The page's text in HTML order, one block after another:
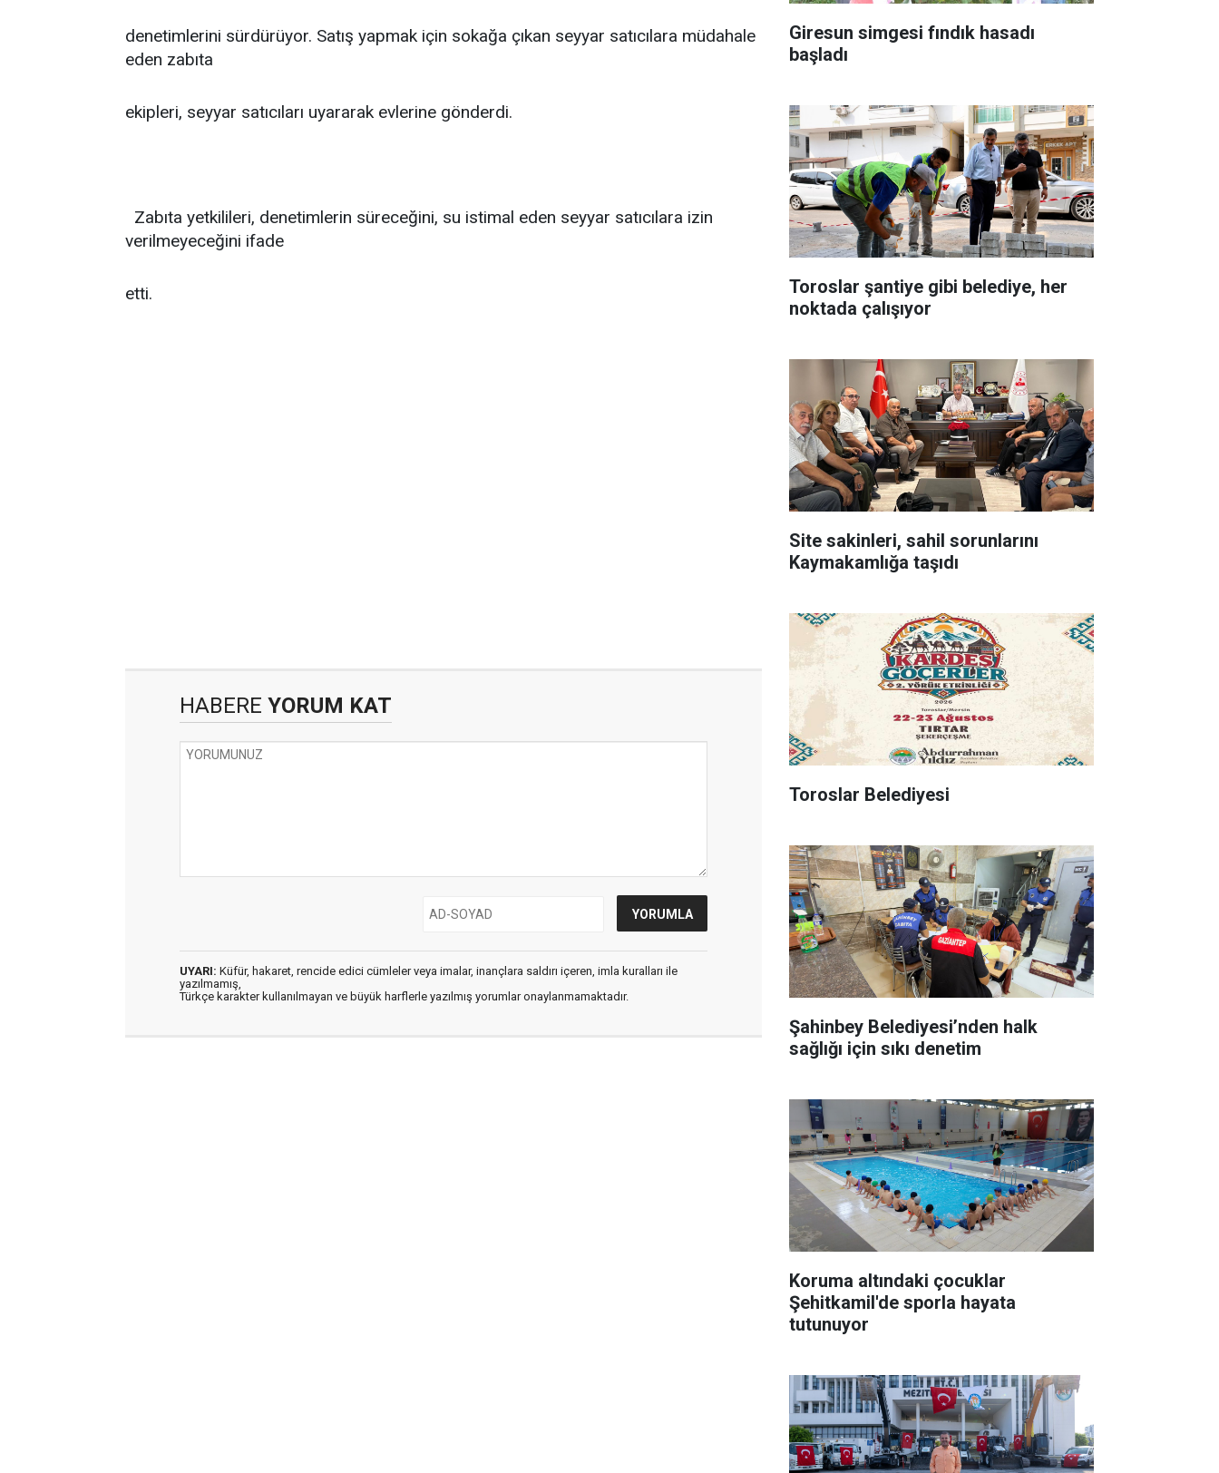
denetimlerini sürdürüyor. Satış yapmak için sokağa çıkan seyyar satıcılara müdahale
eden zabıta
ekipleri, seyyar satıcıları uyararak evlerine gönderdi.
Zabıta yetkilileri, denetimlerin süreceğini, su istimal eden seyyar satıcılara izin
verilmeyeceğini ifade
etti.
HABERE YORUM KAT
UYARI: Küfür, hakaret, rencide edici cümleler veya imalar, inançlara saldırı içeren, imla kuralları ile
yazılmamış,
Türkçe karakter kullanılmayan ve büyük harflerle yazılmış yorumlar onaylanmamaktadır.
Giresun simgesi fındık hasadı
başladı
Toroslar şantiye gibi belediye, her
noktada çalışıyor
Site sakinleri, sahil sorunlarını
Kaymakamlığa taşıdı
Toroslar Belediyesi
Şahinbey Belediyesi’nden halk
sağlığı için sıkı denetim
Koruma altındaki çocuklar
Şehitkamil'de sporla hayata
tutunuyor